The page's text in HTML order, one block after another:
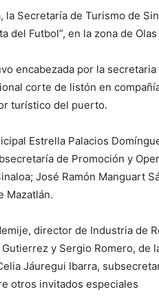
Secretaría de Turismo de
del Futbol”, en la zona de
encabezada por la
corte de listón en
turístico del puerto.
Estrella Palacios
de Promoción y
José Ramón Manguart
Mazatlán.
director de Industria de
y Sergio Romero, de
Jáuregui Ibarra,
otros invitados especiales